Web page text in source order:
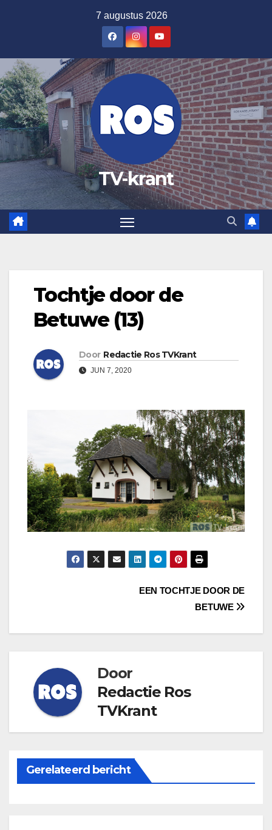
inhoud
7 augustus 2026
TV-krant
Tochtje door de
Betuwe (13)
Door Redactie Ros TVKrant
JUN 7, 2020
EEN TOCHTJE DOOR DE
BETUWE
Door
Redactie Ros
TVKrant
Gerelateerd bericht